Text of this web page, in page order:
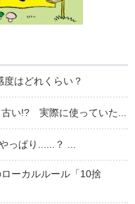
度はどれくらい？
古い!? 実際に使っていた...
っぱり......？ ...
ーカルルール「10捨